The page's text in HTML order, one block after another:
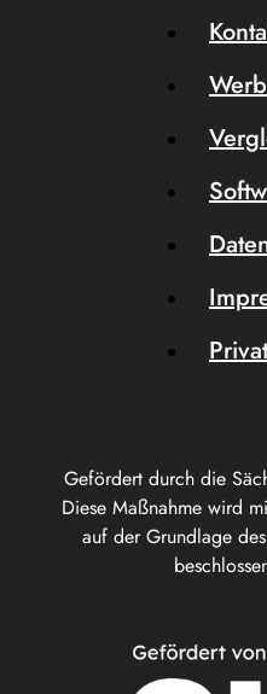
Gefördert durch die
Diese Maßnahme wird
auf der Grundlage